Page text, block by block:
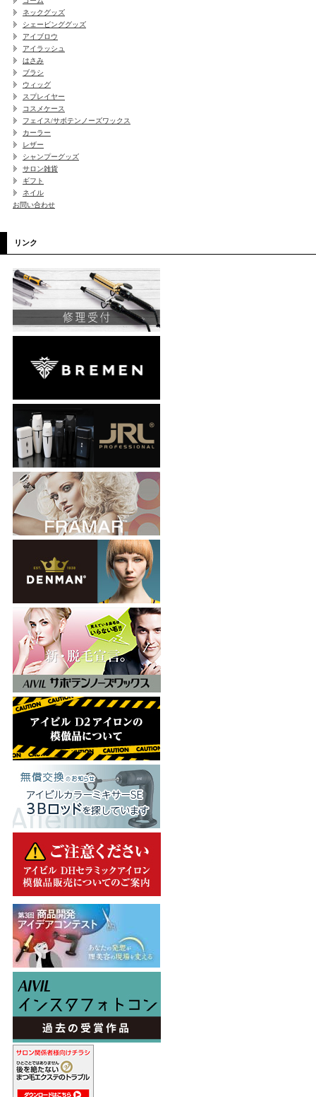
ネックグッズ
シェービンググッズ
アイブロウ
アイラッシュ
はさみ
ブラシ
ウィッグ
スプレイヤー
コスメケース
フェイス/サボテンノーズワックス
カーラー
レザー
シャンプーグッズ
サロン雑貨
ギフト
ネイル
お問い合わせ
リンク